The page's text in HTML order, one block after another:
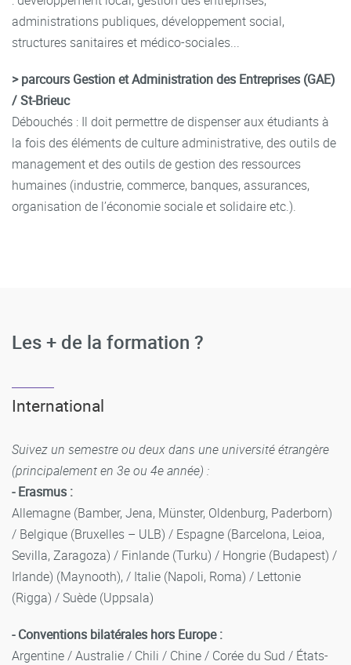
administrations publiques, développement social,
structures sanitaires et médico-sociales...
> parcours Gestion et Administration des Entreprises (GAE)
/ St-Brieuc
Débouchés : Il doit permettre de dispenser aux étudiants à
la fois des éléments de culture administrative, des outils de
management et des outils de gestion des ressources
humaines (industrie, commerce, banques, assurances,
organisation de l’économie sociale et solidaire etc.).
Les + de la formation ?
International
Suivez un semestre ou deux dans une université étrangère
(principalement en 3e ou 4e année) :
- Erasmus :
Allemagne (Bamber, Jena, Münster, Oldenburg, Paderborn)
/ Belgique (Bruxelles – ULB) / Espagne (Barcelona, Leioa,
Sevilla, Zaragoza) / Finlande (Turku) / Hongrie (Budapest) /
Irlande) (Maynooth), / Italie (Napoli, Roma) / Lettonie
(Rigga) / Suède (Uppsala)
- Conventions bilatérales hors Europe :
Argentine / Australie / Chili / Chine / Corée du Sud / États-